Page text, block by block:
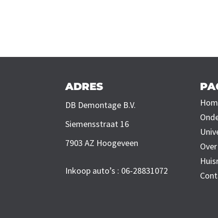
ADRES
DB Demontage B.V.
Siemensstraat 16
7903 AZ Hoogeveen
Inkoop auto’s : 06-28831072